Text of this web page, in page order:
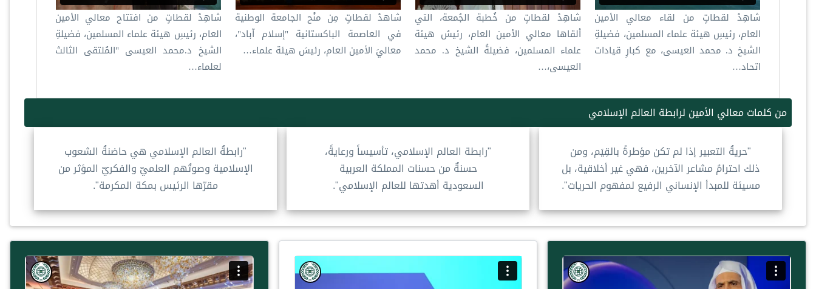
شاهِدْ لقطاتٍ من لقاء معالي الأمين
العام، رئيسِ هيئة علماء المسلمين، فضيلةِ
الشيخ د. محمد العيسى، مع كبارِ قيادات
اتحاد…
شاهِدْ لقطاتٍ من خُطبة الجُمعة، التي
ألقاها معالي الأمين العام، رئيسُ هيئة
علماء المسلمين، فضيلةُ الشيخ د. محمد
العيسى،…
شاهدْ لقطاتٍ مِن منْح الجامعة الوطنية
في العاصمة الباكستانية "إسلام آباد"،
معاليَ الأمين العام، رئيسَ هيئة علماء…
شاهِدْ لقطاتٍ من افتتاح معالي الأمين
العام، رئيسِ هيئة علماء المسلمين، فضيلةِ
الشيخ د.محمد العيسى "المُلتقى الثالث
لعلماء…
من كلمات معالي الأمين لرابطة العالم الإسلامي
"حريةُ التعبير إذا لم تكن مؤطرةً بالقِيَم، ومن
ذلك احترامُ مشاعر الآخرين، فهي غير أخلاقية، بل
مسيئة للمبدأ الإنساني الرفيع لمفهوم الحريات".
"رابطة العالم الإسلامي، تأسيساً ورعايةً،
حسنةٌ من حسنات المملكة العربية
السعودية أهدتها للعالم الإسلامي".
"رابطةُ العالم الإسلامي هي حاضنةُ الشعوب
الإسلامية وصوتُهم العلميّ والفكريّ المؤثر من
مقرّها الرئيس بمكة المكرمة".